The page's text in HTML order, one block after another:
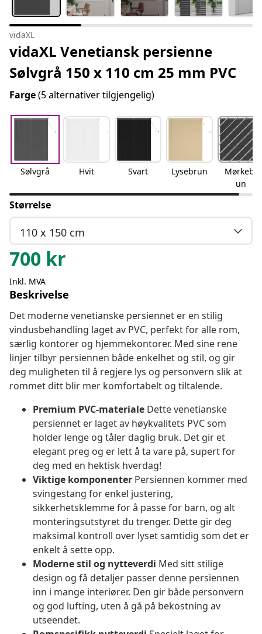
vidaXL
vidaXL Venetiansk persienne
Sølvgrå 150 x 110 cm 25 mm PVC
Farge(5 alternativer tilgjengelig)
Sølvgrå Hvit Svart Lysebrun
Mørkebr
un
Størrelse
110 x 150 cm
700 kr
Inkl. MVA
Beskrivelse
Det moderne venetianske persiennet er en stilig
vindusbehandling laget av PVC, perfekt for alle rom,
særlig kontorer og hjemmekontorer. Med sine rene
linjer tilbyr persiennen både enkelhet og stil, og gir
deg muligheten til å regjere lys og personvern slik at
rommet ditt blir mer komfortabelt og tiltalende.
Premium PVC-materiale Dette venetianske
persiennet er laget av høykvalitets PVC som
holder lenge og tåler daglig bruk. Det gir et
elegant preg og er lett å ta vare på, supert for
deg med en hektisk hverdag!
Viktige komponenter Persiennen kommer med
svingestang for enkel justering,
sikkerhetsklemme for å passe for barn, og alt
monteringsutstyret du trenger. Dette gir deg
maksimal kontroll over lyset samtidig som det er
enkelt å sette opp.
Moderne stil og nytteverdi Med sitt stilige
design og få detaljer passer denne persiennen
inn i mange interiører. Den gir både personvern
og god lufting, uten å gå på bekostning av
utseendet.